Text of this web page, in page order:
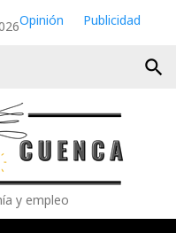
Opinión
Publicidad
search
y empleo